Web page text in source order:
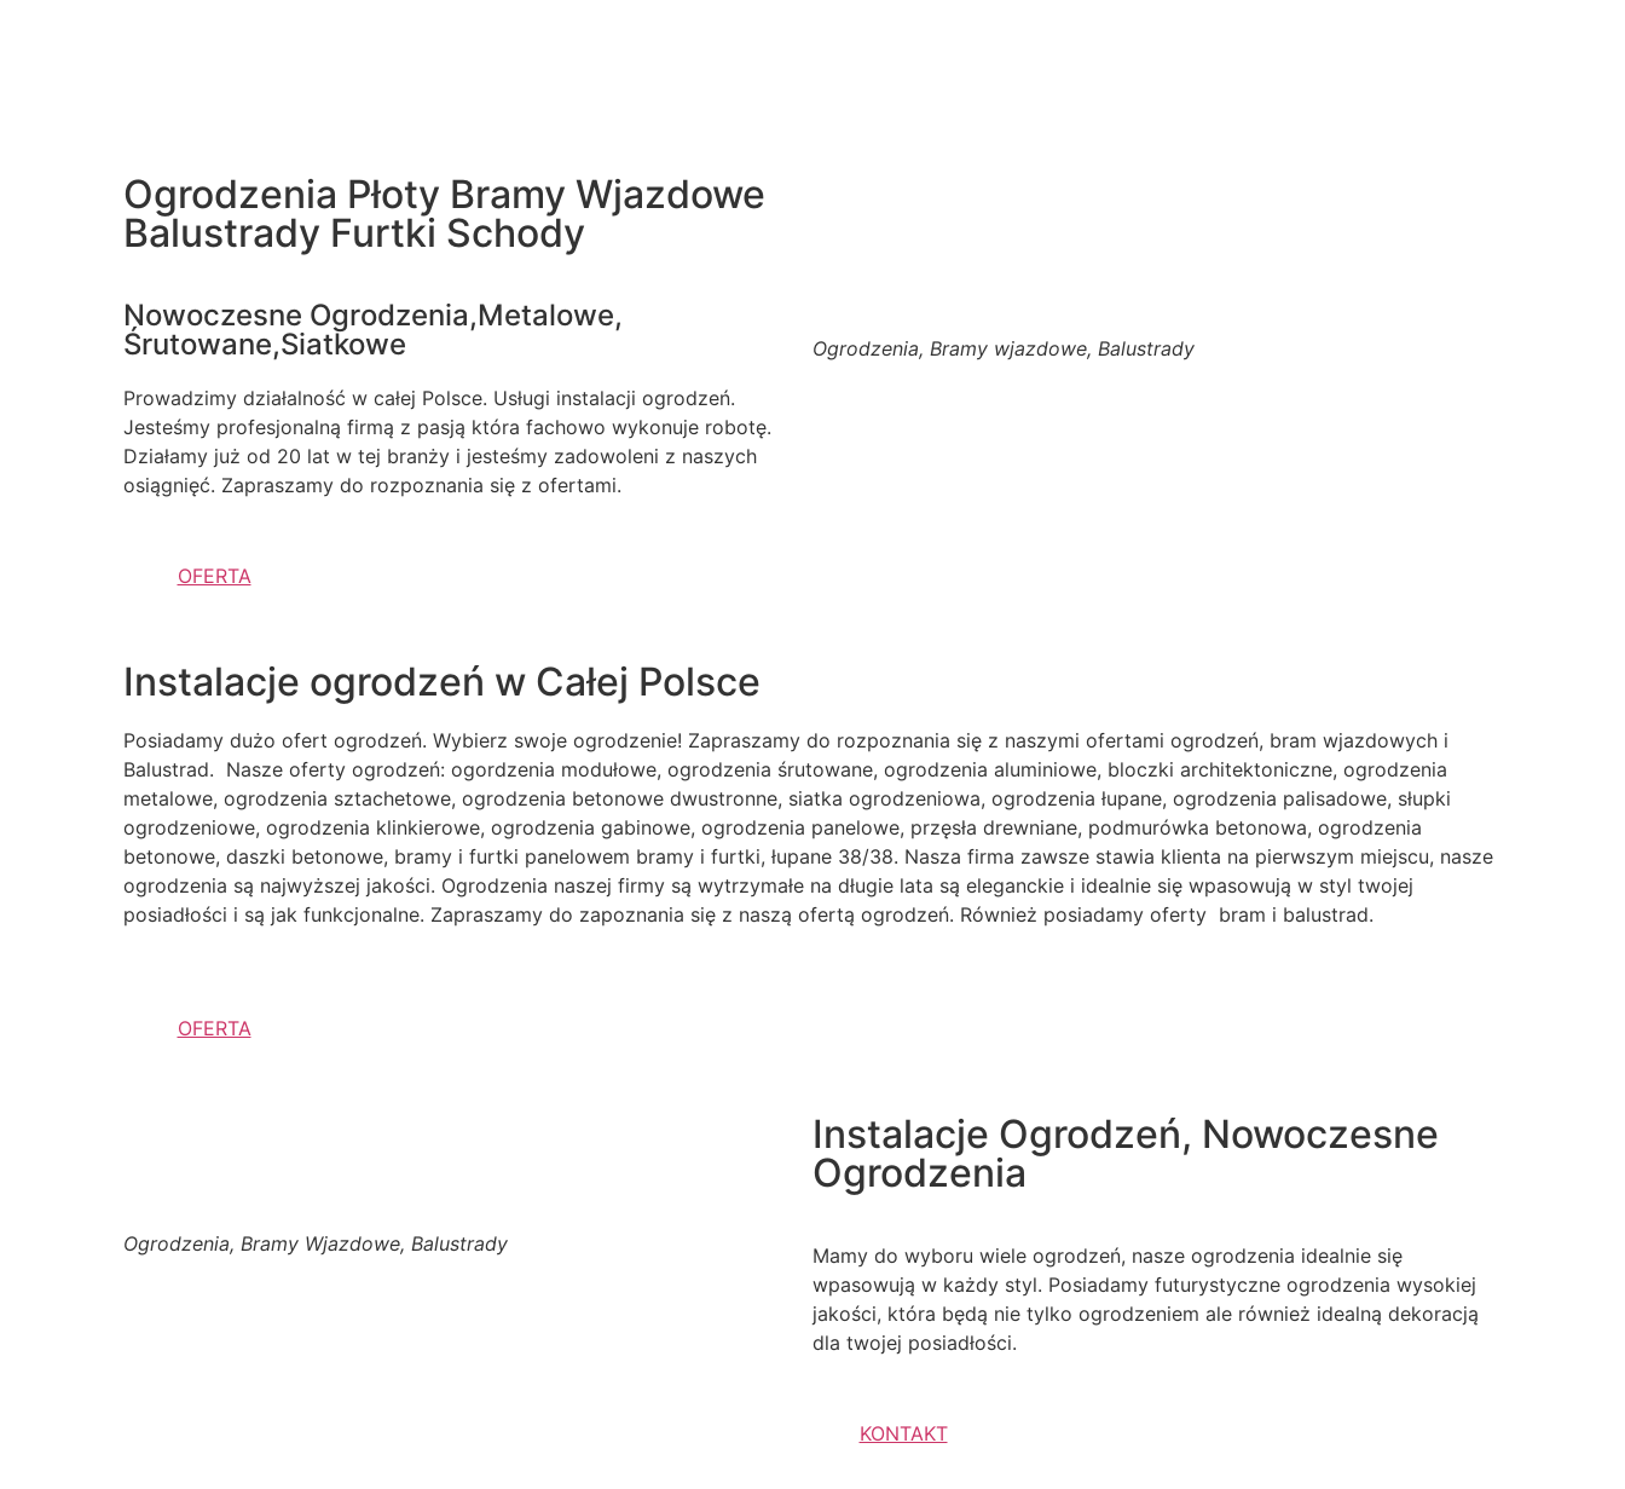
Ogrodzenia Płoty Bramy Wjazdowe
Balustrady Furtki Schody
Nowoczesne Ogrodzenia,Metalowe,
Śrutowane,Siatkowe
Prowadzimy działalność w całej Polsce. Usługi instalacji ogrodzeń.
Jesteśmy profesjonalną firmą z pasją która fachowo wykonuje robotę.
Działamy już od 20 lat w tej branży i jesteśmy zadowoleni z naszych
osiągnięć. Zapraszamy do rozpoznania się z ofertami.
OFERTA
Ogrodzenia, Bramy wjazdowe, Balustrady
Instalacje ogrodzeń w Całej Polsce
Posiadamy dużo ofert ogrodzeń. Wybierz swoje ogrodzenie! Zapraszamy do rozpoznania się z naszymi ofertami ogrodzeń, bram wjazdowych i
Balustrad. Nasze oferty ogrodzeń: ogordzenia modułowe, ogrodzenia śrutowane, ogrodzenia aluminiowe, bloczki architektoniczne, ogrodzenia
metalowe, ogrodzenia sztachetowe, ogrodzenia betonowe dwustronne, siatka ogrodzeniowa, ogrodzenia łupane, ogrodzenia palisadowe, słupki
ogrodzeniowe, ogrodzenia klinkierowe, ogrodzenia gabinowe, ogrodzenia panelowe, przęsła drewniane, podmurówka betonowa, ogrodzenia
betonowe, daszki betonowe, bramy i furtki panelowem bramy i furtki, łupane 38/38. Nasza firma zawsze stawia klienta na pierwszym miejscu, nasze
ogrodzenia są najwyższej jakości. Ogrodzenia naszej firmy są wytrzymałe na długie lata są eleganckie i idealnie się wpasowują w styl twojej
posiadłości i są jak funkcjonalne. Zapraszamy do zapoznania się z naszą ofertą ogrodzeń. Również posiadamy oferty bram i balustrad.
OFERTA
Ogrodzenia, Bramy Wjazdowe, Balustrady
Instalacje Ogrodzeń, Nowoczesne
Ogrodzenia
Mamy do wyboru wiele ogrodzeń, nasze ogrodzenia idealnie się
wpasowują w każdy styl. Posiadamy futurystyczne ogrodzenia wysokiej
jakości, która będą nie tylko ogrodzeniem ale również idealną dekoracją
dla twojej posiadłości.
KONTAKT